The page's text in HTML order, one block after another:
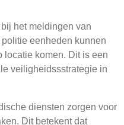
het meldingen van
eenheden kunnen
locatie komen. Dit is een
veiligheidssstrategie in
diensten zorgen voor
Dit betekent dat